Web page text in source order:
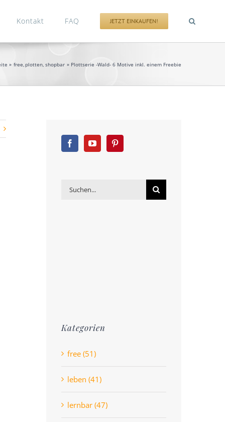
Kontakt FAQ JETZT EINKAUFEN!
free plotten shopbar Plottserie -Wald- 6 Motive inkl. einem Freebie
Suche
Kategorien
free (51)
leben (41)
lernbar (47)